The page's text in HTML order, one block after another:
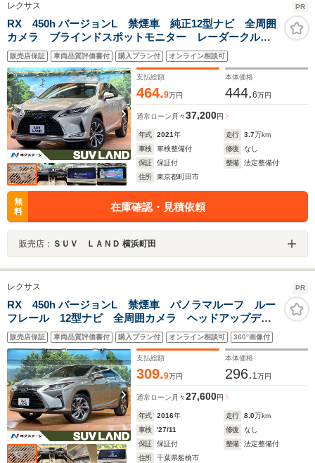
レクサス PR
RX 450h バージョンL 禁煙車 純正12型ナビ 全周囲
カメラ ブラインドスポットモニター レーダークルー
ズ ベージュ革 シートベンチレーション 三眼LEDヘ
ッド 電動リアゲート HUD ETC 純正20インチアル
ミ
販売店保証 車両品質評価書付 購入プラン付 オンライン相談可
支払総額
464.9万円
本体価格
444.6万円
通常ローン 月々37,200円
年式 2021年 走行 3.7万km
車検
車検整備付 修復
なし
保証
保証付 整備
法定整備付
住所
東京都町田市
無
料
在庫確認・見積依頼
販売店： ＳＵＶ ＬＡＮＤ 横浜町田
レクサス PR
RX 450h バージョンL 禁煙車 パノラマルーフ ルー
フレール 12型ナビ 全周囲カメラ ヘッドアップディ
スプレイ ブラインドスポットモニター 純正OP20イン
チアルミ 白革シート シートベンチレーション
AC100V電源
販売店保証 車両品質評価書付 購入プラン付 オンライン相談可 360°画像付
支払総額
309.9万円
本体価格
296. 1万円
通常ローン 月々27,600円
年式 2016年 走行 8.0万km
車検
'27/11 修復
なし
保証
保証付 整備
法定整備付
住所
千葉県船橋市